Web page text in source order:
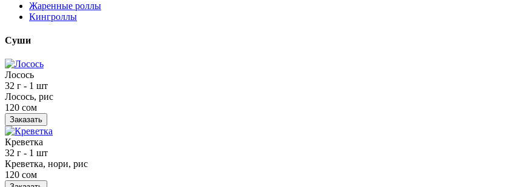
Жаренные роллы
Кингроллы
Суши
Лосось
32 г - 1 шт
Лосось, рис
120 сом
Заказать
Креветка
32 г - 1 шт
Креветка, нори, рис
120 сом